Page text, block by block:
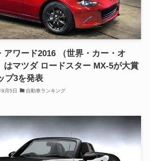
アワード2016 （世界・カー・オ
はマツダ ロードスター MX-5が大賞
プ3を発表
月5日 自動車ランキング